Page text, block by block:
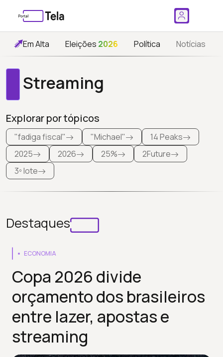
Em Alta Eleições 2026 Política Notícias
Streaming
Explorar por tópicos
"fadiga fiscal" "Michael"
14 Peaks
2025
2026 25%
2Future
3º lote
Destaques
ECONOMIA
Copa 2026 divide
orçamento dos brasileiros
entre lazer, apostas e
streaming